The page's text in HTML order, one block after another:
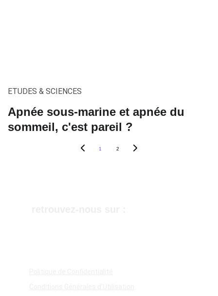
ETUDES & SCIENCES
Apnée sous-marine et apnée du
sommeil, c'est pareil ?
1 2